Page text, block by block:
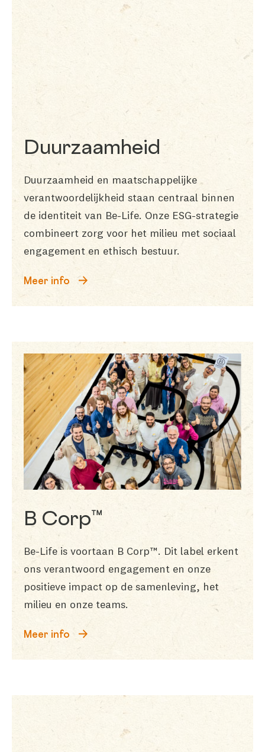
Duurzaamheid
Duurzaamheid en maatschappelijke
verantwoordelijkheid staan centraal binnen
de identiteit van Be-Life. Onze ESG-strategie
combineert zorg voor het milieu met sociaal
engagement en ethisch bestuur.
Meer info
B Corp™
Be-Life is voortaan B Corp™. Dit label erkent
ons verantwoord engagement en onze
positieve impact op de samenleving, het
milieu en onze teams.
Meer info